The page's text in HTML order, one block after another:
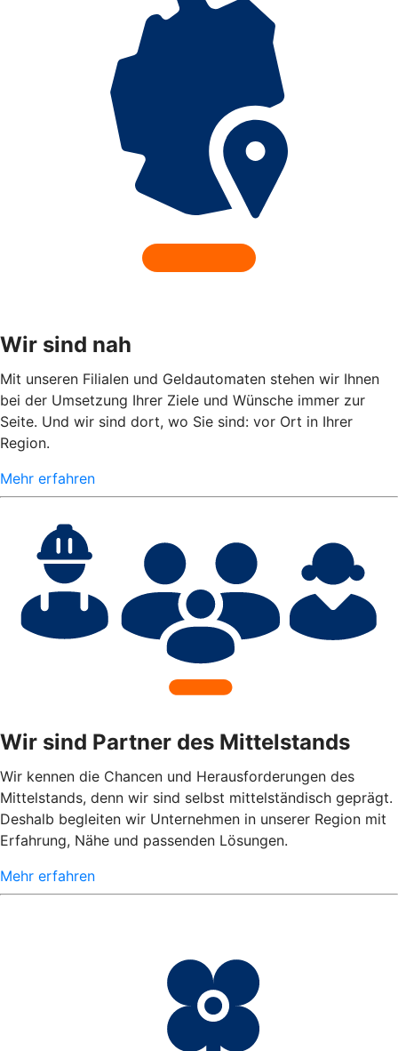
Wir sind nah
Mit unseren Filialen und Geldautomaten stehen wir Ihnen
bei der Umsetzung Ihrer Ziele und Wünsche immer zur
Seite. Und wir sind dort, wo Sie sind: vor Ort in Ihrer
Region.
Mehr erfahren
Wir sind Partner des Mittelstands
Wir kennen die Chancen und Herausforderungen des
Mittelstands, denn wir sind selbst mittelständisch geprägt.
Deshalb begleiten wir Unternehmen in unserer Region mit
Erfahrung, Nähe und passenden Lösungen.
Mehr erfahren